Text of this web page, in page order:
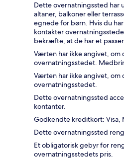
Dette overnatningssted har
altaner, balkoner eller
egnede for børn. Hvis du
kontakter
bekræfte, at de har et
Værten har ikke angivet, om
overnatningsstedet.
Værten har ikke angivet, om
overnatningsstedet.
Dette overnatningssted
kontanter.
Godkendte kreditkort: Visa,
Dette overnatningssted
Et obligatorisk gebyr for
overnatningsstedets pris.